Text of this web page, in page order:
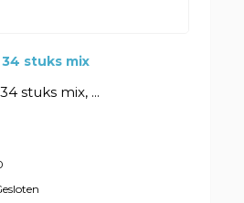
stuks mix
stuks mix, ...